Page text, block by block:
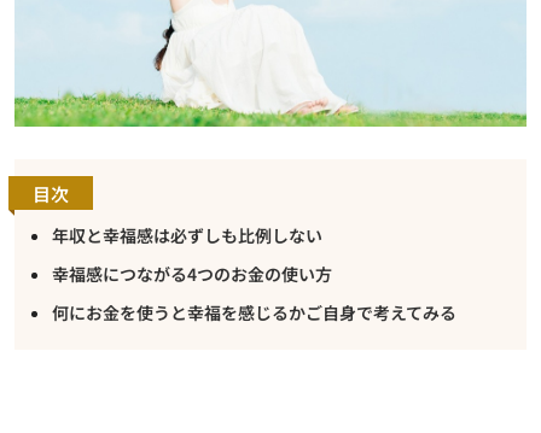
目次
年収と幸福感は必ずしも比例しない
幸福感につながる4つのお金の使い方
何にお金を使うと幸福を感じるかご自身で考えてみる